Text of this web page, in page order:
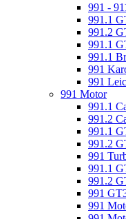
991 -
991.1
991.2
991.1
991.1
991
991
991 Motor
991.1
991.2
991.1
991.2
991
991.1
991.2
991
991